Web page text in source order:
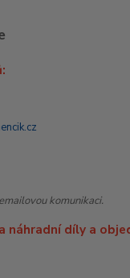
komunikaci.
náhradní díly a